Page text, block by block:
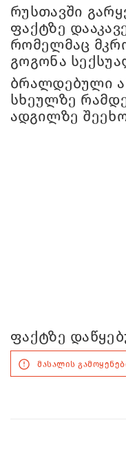
რუსთავში
ფაქტზე
რომელმაც
გოგონა
ბრალდებული
სხეულზე
ადგილზე
ფაქტზე
მასალის